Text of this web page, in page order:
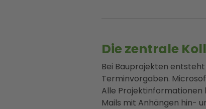
Die zentrale
Bei Bauprojekten
Terminvorgaben.
Alle Projektinformationen
Mails mit Anhängen hin-